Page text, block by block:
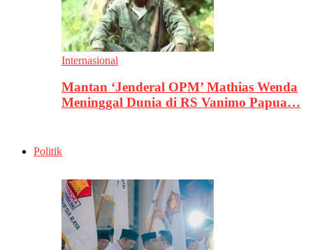
Internasional
Mantan ‘Jenderal OPM’ Mathias Wenda
Meninggal Dunia di RS Vanimo Papua…
Politik